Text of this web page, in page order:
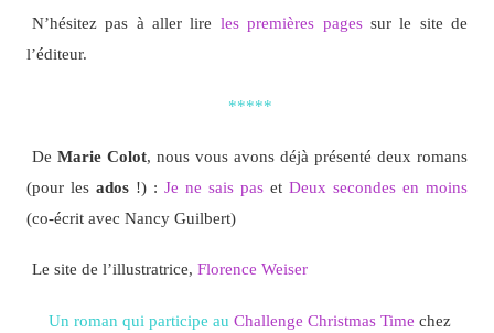
N’hésitez pas à aller lire les premières pagessur le site de
l’éditeur.
*****
De Marie Colot, nous vous avons déjà présenté deux romans
(pour les ados!) : Je ne sais pas etDeux secondes en moins
(co-écrit avec Nancy Guilbert)
Le site de l’illustratrice, Florence Weiser
Un roman qui participe au Challenge Christmas Time chez